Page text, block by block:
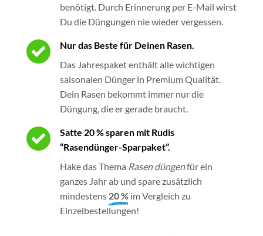
benötigt. Durch Erinnerung per E-Mail wirst
Du die Düngungen nie wieder vergessen.
Nur das Beste für Deinen Rasen.
Das Jahrespaket enthält alle wichtigen
saisonalen Dünger in Premium Qualität.
Dein Rasen bekommt immer nur die
Düngung, die er gerade braucht.
Satte 20 % sparen mit Rudis
“Rasendünger-Sparpaket”.
Hake das Thema Rasen düngenfür ein
ganzes Jahr ab und spare zusätzlich
mindestens 20 % im Vergleich zu
Einzelbestellungen!